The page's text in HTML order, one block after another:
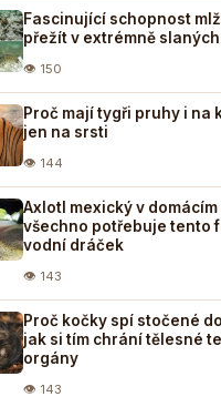
Fascinující schopnost
přežít v extrémně
👁 150
Proč mají tygři pruhy i na
jen na srsti
👁 144
Axlotl mexický v
všechno potřebuje tento
vodní dráček
👁 143
Proč kočky spí stočené
jak si tím chrání tělesné
orgány
👁 143